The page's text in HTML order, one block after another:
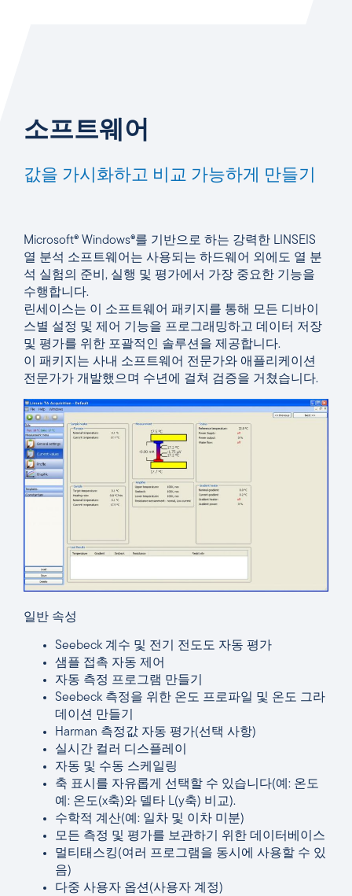
소프트웨어
값을 가시화하고 비교 가능하게 만들기
Microsoft® Windows®를 기반으로 하는 강력한 LINSEIS
열 분석 소프트웨어는 사용되는 하드웨어 외에도 열 분
석 실험의 준비, 실행 및 평가에서 가장 중요한 기능을
수행합니다.
린세이스는 이 소프트웨어 패키지를 통해 모든 디바이
스별 설정 및 제어 기능을 프로그래밍하고 데이터 저장
및 평가를 위한 포괄적인 솔루션을 제공합니다.
이 패키지는 사내 소프트웨어 전문가와 애플리케이션
전문가가 개발했으며 수년에 걸쳐 검증을 거쳤습니다.
일반 속성
Seebeck 계수 및 전기 전도도 자동 평가
샘플 접촉 자동 제어
자동 측정 프로그램 만들기
Seebeck 측정을 위한 온도 프로파일 및 온도 그라
데이션 만들기
Harman 측정값 자동 평가(선택 사항)
실시간 컬러 디스플레이
자동 및 수동 스케일링
축 표시를 자유롭게 선택할 수 있습니다(예: 온도
예: 온도(x축)와 델타 L(y축) 비교).
수학적 계산(예: 일차 및 이차 미분)
모든 측정 및 평가를 보관하기 위한 데이터베이스
멀티태스킹(여러 프로그램을 동시에 사용할 수 있
음)
다중 사용자 옵션(사용자 계정)